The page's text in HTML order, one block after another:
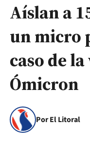
Aíslan a
un micro
caso de
Ómicron
Por El Litoral